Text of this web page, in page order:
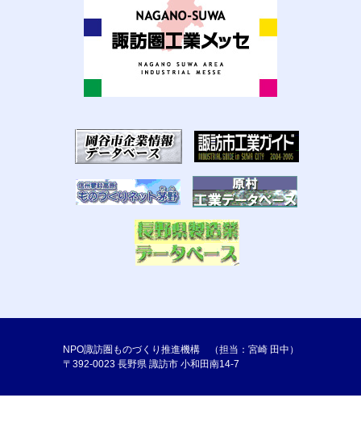
NPO諏訪圏ものづくり推進機構 （担当：宮崎 田中）
〒392-0023 長野県 諏訪市 小和田南14-7